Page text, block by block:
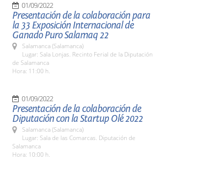
01/09/2022
Presentación de la colaboración para
la 33 Exposición Internacional de
Ganado Puro Salamaq 22
Salamanca (Salamanca)
Lugar: Sala Lonjas. Recinto Ferial de la Diputación
de Salamanca
Hora: 11:00 h.
01/09/2022
Presentación de la colaboración de
Diputación con la Startup Olé 2022
Salamanca (Salamanca)
Lugar: Sala de las Comarcas. Diputación de
Salamanca
Hora: 10:00 h.